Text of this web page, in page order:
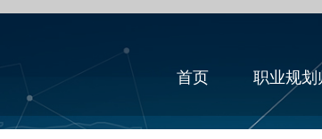
首页 职业规划